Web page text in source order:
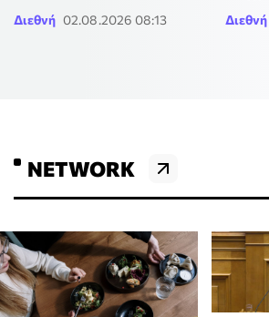
Διεθνή 02.08.2026 08:13 Διεθνή
NETWORK